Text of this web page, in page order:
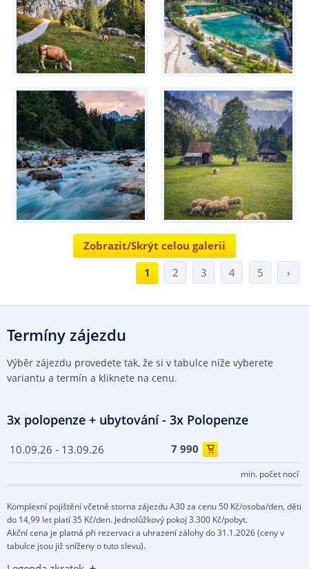
Zobrazit/Skrýt celou galerii
1
2 3 4 5 ›
Termíny zájezdu
Výběr zájezdu provedete tak, že si v tabulce níže vyberete
variantu a termín a kliknete na cenu.
3x polopenze + ubytování - 3x Polopenze
10.09.26 - 13.09.26 7 990 
min. počet nocí
Komplexní pojištění včetně storna zájezdu A30 za cenu 50 Kč/osoba/den, děti
do 14,99 let platí 35 Kč/den. Jednolůžkový pokoj 3.300 Kč/pobyt.
Akční cena je platná při rezervaci a uhrazení zálohy do 31.1.2026 (ceny v
tabulce jsou již sníženy o tuto slevu).